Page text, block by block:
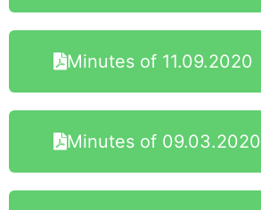
Minutes of 11.09.2020
Minutes of 09.03.2020